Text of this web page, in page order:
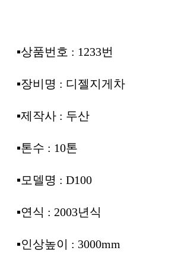
▪︎상품번호 : 1233번
▪︎장비명 : 디젤지게차
▪︎제작사 : 두산
▪︎톤수 : 10톤
▪︎모델명 : D100
▪︎연식 : 2003년식
▪︎인상높이 : 3000mm